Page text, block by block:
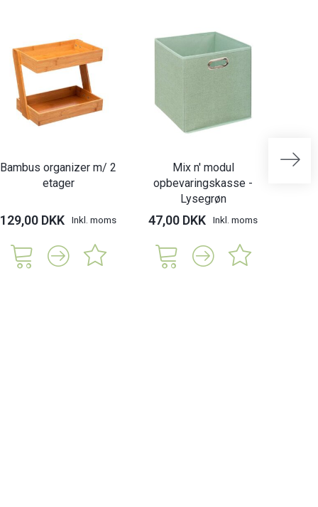
Bambus organizer m/ 2
etager
129,00 DKK Inkl. moms
Mix n' modul
opbevaringskasse -
Lysegrøn
47,00 DKK Inkl. moms